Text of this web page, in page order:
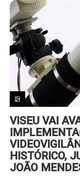
VISEU VAI
HISTÓRICO,
JOÃO